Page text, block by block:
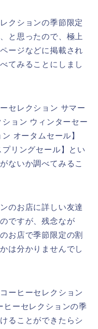
クションの季節限定
と思ったので、極上
ージなどに掲載され
てみることにしまし
セレクション サマー
ョン ウィンターセー
オータムセール】
プリングセール】とい
ないか調べてみるこ
のお店に詳しい友達
ですが、残念なが
お店で季節限定の割
は分かりませんでし
ーヒーセレクション
ヒーセレクションの季
ることができたらシ